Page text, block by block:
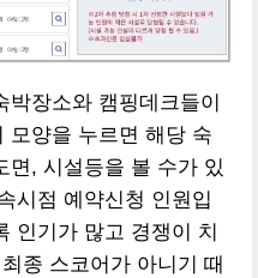
장소와 캠핑데크들이
모양을 누르면 해당 숙
면, 시설등을 볼 수가 있
시점 예약신청 인원입
인기가 많고 경쟁이 치
종 스코어가 아니기 때